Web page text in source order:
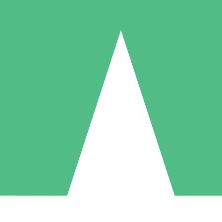
Individuella Kreditpaket
per användning med nedladdningskrediter. Inget månatligt åtagande
5 Nedladdningar
US$